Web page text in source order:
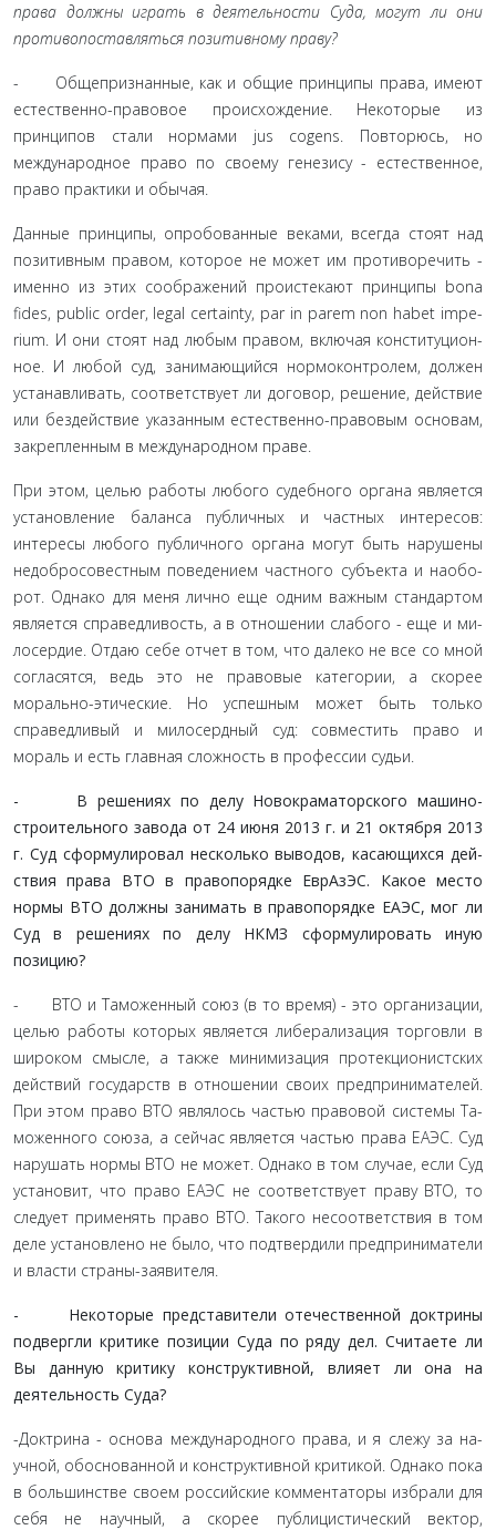
права должны играть в деятельности Суда, могут ли они
противопоставляться позитивному праву?
- Общепризнанные, как и общие принципы права, имеют
естественно-правовое происхождение. Некоторые из
принципов стали нормами jus cogens. Повторюсь, но
международное право по своему генезису - естественное,
право практики и обычая.
Данные принципы, опробованные веками, всегда стоят над
позитивным правом, которое не может им противоречить -
именно из этих соображений проистекают принципы bona
fides, public order, legal certainty, par in parem non habet impe-
rium. И они стоят над любым правом, включая конституцион­
ное. И любой суд, занимающийся нормоконтролем, должен
устанавливать, соответствует ли договор, решение, действие
или бездействие указанным естественно-правовым основам,
закрепленным в международном праве.
При этом, целью работы любого судебного органа явля­ется
установление баланса публичных и частных интересов:
интересы любого публичного органа могут быть нарушены
недобросовестным поведением частного субъекта и наобо­
рот. Однако для меня лично еще одним важным стандартом
является справедливость, а в отношении слабого - еще и ми­
лосердие. Отдаю себе отчет в том, что далеко не все со мной
согласятся, ведь это не правовые категории, а скорее
мораль­но-этические. Но успешным может быть только
справедливый и милосердный суд: совместить право и
мораль и есть главная сложность в профессии судьи.
- В решениях по делу Новокраматорского машино­
строительного завода от 24 июня 2013 г. и 21 октября 2013
г. Суд сформулировал несколько выводов, касающихся дей­
ствия права ВТО в правопорядке ЕврАзЭС. Какое место
нормы ВТО должны занимать в правопорядке ЕАЭС, мог ли
Суд в решениях по делу НКМЗ сформулировать иную
позицию?
- ВТО и Таможенный союз (в то время) - это организации,
целью работы которых является либерализация торговли в
широком смысле, а также минимизация протекционистских
действий государств в отношении своих предпринимателей.
При этом право ВТО являлось частью правовой системы Та­
моженного союза, а сейчас является частью права ЕАЭС. Суд
нарушать нормы ВТО не может. Однако в том случае, если Суд
установит, что право ЕАЭС не соответствует праву ВТО, то
сле­дует применять право ВТО. Такого несоответствия в том
деле установлено не было, что подтвердили предприниматели
и власти страны-заявителя.
- Некоторые представители отечественной доктри­ны
подвергли критике позиции Суда по ряду дел. Считае­те ли
Вы данную критику конструктивной, влияет ли она на
деятельность Суда?
-Доктрина - основа международного права, и я слежу за на­
учной, обоснованной и конструктивной критикой. Однако пока
в большинстве своем российские комментаторы избрали для
себя не научный, а скорее публицистический вектор,